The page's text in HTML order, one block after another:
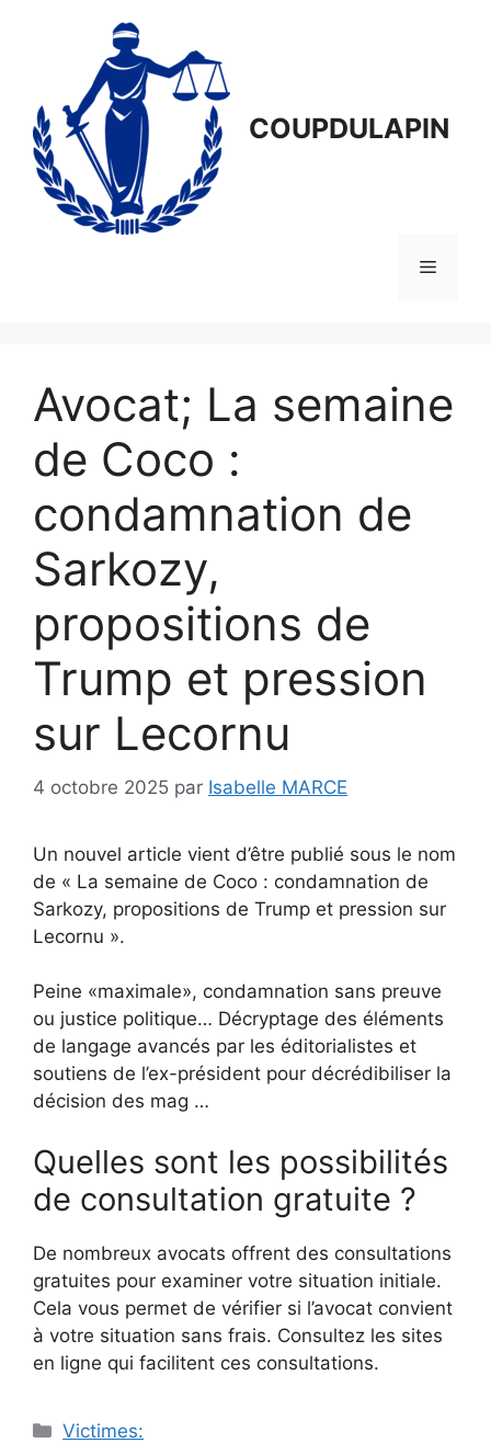
COUPDULAPIN
Menu
Avocat; La semaine
de Coco :
condamnation de
Sarkozy,
propositions de
Trump et pression
sur Lecornu
4 octobre 2025 par Isabelle MARCE
Un nouvel article vient d’être publié sous le nom
de « La semaine de Coco : condamnation de
Sarkozy, propositions de Trump et pression sur
Lecornu ».
Peine «maximale», condamnation sans preuve
ou justice politique… Décryptage des éléments
de langage avancés par les éditorialistes et
soutiens de l’ex-président pour décrédibiliser la
décision des mag …
Quelles sont les possibilités
de consultation gratuite ?
De nombreux avocats offrent des consultations
gratuites pour examiner votre situation initiale.
Cela vous permet de vérifier si l’avocat convient
à votre situation sans frais. Consultez les sites
en ligne qui facilitent ces consultations.
Catégories
Victimes: